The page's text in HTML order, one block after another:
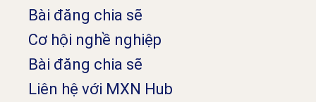
Bài đăng chia sẽ
Cơ hội nghề nghiệp
Bài đăng chia sẽ
Liên hệ với MXN Hub